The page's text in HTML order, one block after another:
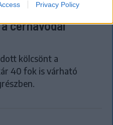
Privacy Policy
a jelenlegi
cernavodai
kölcsönt a
40 fok is várható